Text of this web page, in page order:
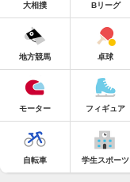
大相撲 Bリーグ
地方競馬 卓球
モーター フィギュア
自転車 学生スポーツ